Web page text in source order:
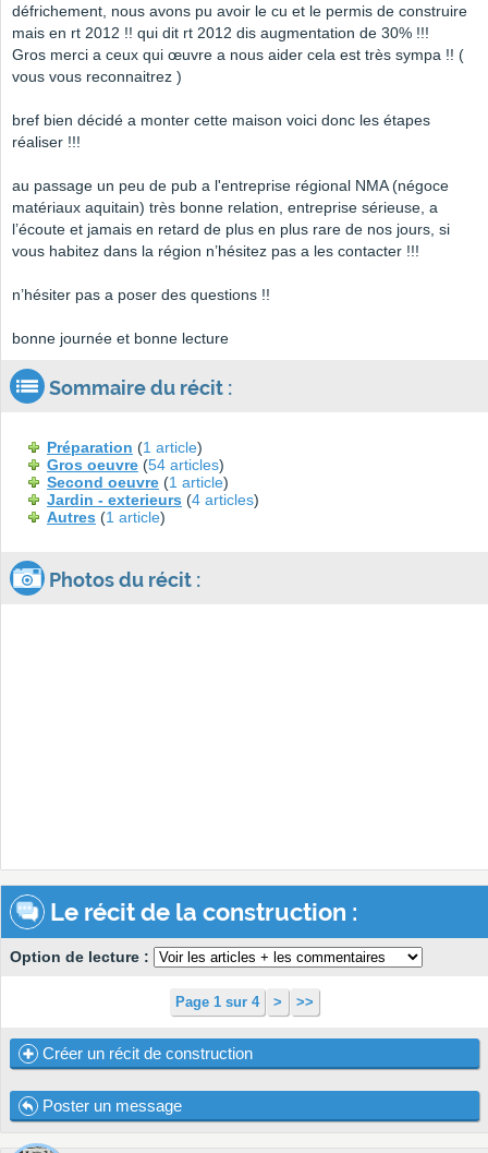
défrichement, nous avons pu avoir le cu et le permis de construire
mais en rt 2012 !! qui dit rt 2012 dis augmentation de 30% !!!
Gros merci a ceux qui œuvre a nous aider cela est très sympa !! (
vous vous reconnaitrez )
bref bien décidé a monter cette maison voici donc les étapes
réaliser !!!
au passage un peu de pub a l'entreprise régional NMA (négoce
matériaux aquitain) très bonne relation, entreprise sérieuse, a
l’écoute et jamais en retard de plus en plus rare de nos jours, si
vous habitez dans la région n’hésitez pas a les contacter !!!
n’hésiter pas a poser des questions !!
bonne journée et bonne lecture
Sommaire du récit :
Préparation (1 article)
Gros oeuvre (54 articles)
Second oeuvre (1 article)
Jardin - exterieurs (4 articles)
Autres (1 article)
Photos du récit :
Le récit de la construction :
Option de lecture :
Page 1 sur 4 > >>
Créer un récit de construction
Poster un message